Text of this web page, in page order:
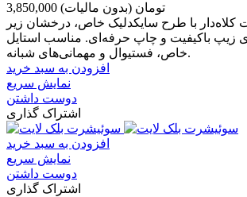
3,850,000 تومان (بدون مالیات)
کلاه‌دار با طرح سایکدلیک خاص، درخشان زیر
زیپ باکیفیت و چاپ حرفه‌ای. مناسب استایل
خاص، فستیوال و مهمانی‌های شبانه.
افزودن به سبد خرید
نمایش سریع
دوست داشتن
اشتراک گذاری
افزودن به سبد خرید
نمایش سریع
دوست داشتن
اشتراک گذاری